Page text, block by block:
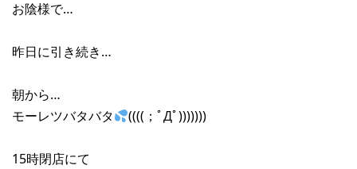
お陰様で…
昨日に引き続き…
朝から…
モーレツバタバタ
((((；ﾟДﾟ)))))))
15時閉店にて